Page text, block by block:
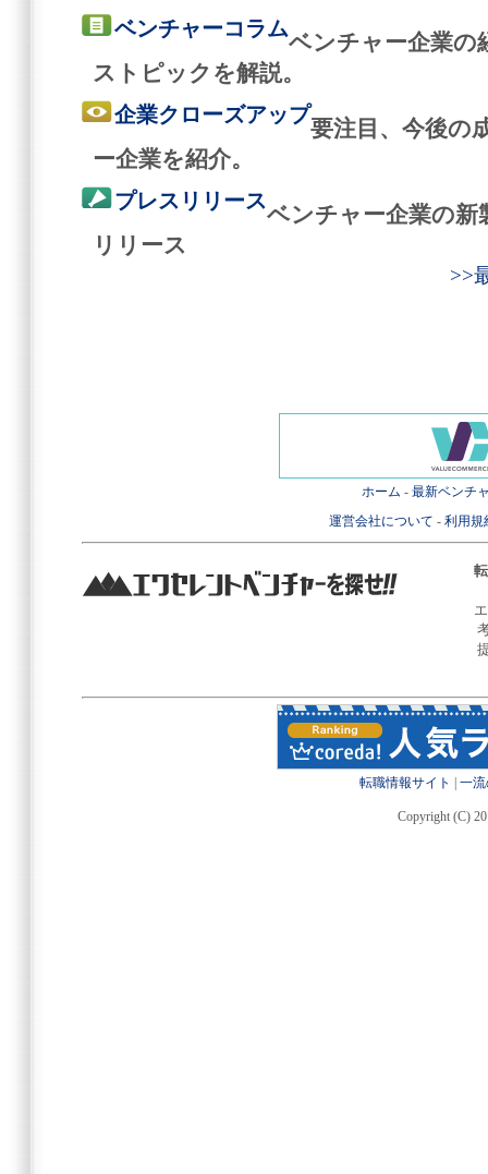
ベンチャーコラム
ベンチャー企業の
ストピックを解説。
企業クローズアップ
要注目、今後の
ー企業を紹介。
プレスリリース
ベンチャー企業の新
リリース
>>
ホーム - 最新ベンチ
運営会社について - 利用規
転職情報サイト 一
Copyright (C)